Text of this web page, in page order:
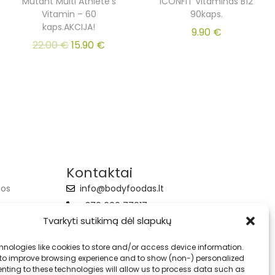
Tvarkyti sutikimą dėl slapukų
like cookies to store and/or access device information.
improve browsing experience and to show (non-) personalized
to these technologies will allow us to process data such as
Vitamin – 60
kaps.AKCIJA!
22.00€15.90 €
90kaps.
9.90 €
Kontaktai
info@bodyfoodas.lt
+370 600 77017